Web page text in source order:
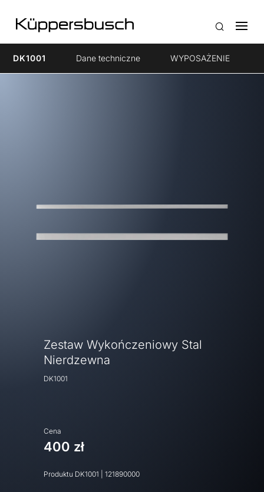
DK1001 Dane techniczne WYPOSAŻENIE
Zestaw Wykończeniowy Stal
Nierdzewna
DK1001
Cena
400 zł
Produktu DK1001 121890000